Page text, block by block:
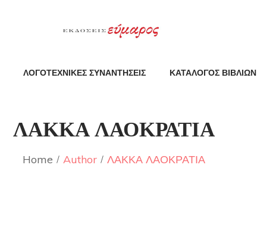
ΛΟΓΟΤΕΧΝΙΚΕΣ ΣΥΝΑΝΤΗΣΕΙΣ ΚΑΤΑΛΟΓΟΣ ΒΙΒΛΙΩΝ
ΛΑΚΚΑ ΛΑΟΚΡΑΤΙΑ
Home Author ΛΑΚΚΑ ΛΑΟΚΡΑΤΙΑ